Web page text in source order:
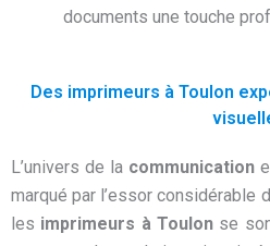
documents une touche
Des imprimeurs à Toulon
L’univers de la communication
marqué par l’essor considérable
les imprimeurs à Toulon se